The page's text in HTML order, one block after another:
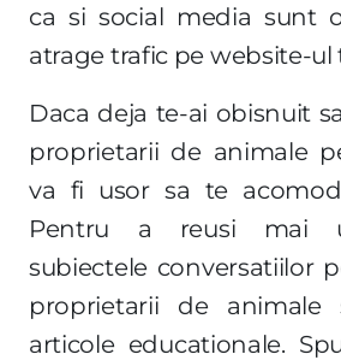
ca si social media sunt
atrage trafic pe website-ul
Daca deja te-ai obisnuit
proprietarii de animale
va fi usor sa te
Pentru a reusi mai
subiectele conversatiilor
proprietarii de animale
articole educationale.